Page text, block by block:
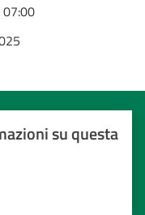
su questa